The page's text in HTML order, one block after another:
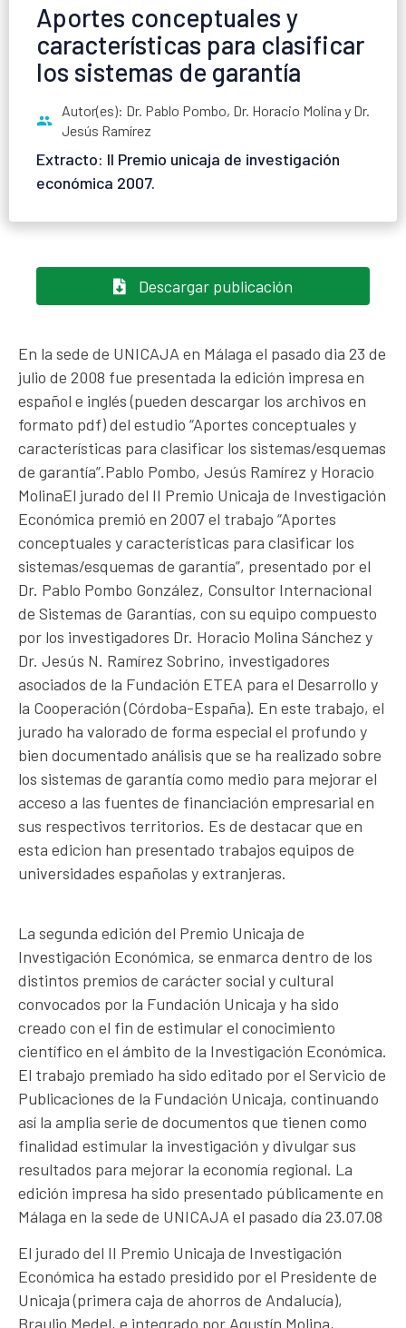
Aportes conceptuales y
características para clasificar
los sistemas de garantía
Autor(es): Dr. Pablo Pombo, Dr. Horacio Molina y Dr.
Jesús Ramírez
Extracto: II Premio unicaja de investigación
económica 2007.
Descargar publicación
En la sede de UNICAJA en Málaga el pasado dia 23 de
julio de 2008 fue presentada la edición impresa en
español e inglés (pueden descargar los archivos en
formato pdf) del estudio “Aportes conceptuales y
características para clasificar los sistemas/esquemas
de garantía”.Pablo Pombo, Jesús Ramírez y Horacio
MolinaEl jurado del II Premio Unicaja de Investigación
Económica premió en 2007 el trabajo “Aportes
conceptuales y características para clasificar los
sistemas/esquemas de garantía”, presentado por el
Dr. Pablo Pombo González, Consultor Internacional
de Sistemas de Garantías, con su equipo compuesto
por los investigadores Dr. Horacio Molina Sánchez y
Dr. Jesús N. Ramírez Sobrino, investigadores
asociados de la Fundación ETEA para el Desarrollo y
la Cooperación (Córdoba-España). En este trabajo, el
jurado ha valorado de forma especial el profundo y
bien documentado análisis que se ha realizado sobre
los sistemas de garantía como medio para mejorar el
acceso a las fuentes de financiación empresarial en
sus respectivos territorios. Es de destacar que en
esta edicion han presentado trabajos equipos de
universidades españolas y extranjeras.
La segunda edición del Premio Unicaja de
Investigación Económica, se enmarca dentro de los
distintos premios de carácter social y cultural
convocados por la Fundación Unicaja y ha sido
creado con el fin de estimular el conocimiento
científico en el ámbito de la Investigación Económica.
El trabajo premiado ha sido editado por el Servicio de
Publicaciones de la Fundación Unicaja, continuando
así la amplia serie de documentos que tienen como
finalidad estimular la investigación y divulgar sus
resultados para mejorar la economía regional. La
edición impresa ha sido presentado públicamente en
Málaga en la sede de UNICAJA el pasado día 23.07.08
El jurado del II Premio Unicaja de Investigación
Económica ha estado presidido por el Presidente de
Unicaja (primera caja de ahorros de Andalucía),
Braulio Medel, e integrado por Agustín Molina,